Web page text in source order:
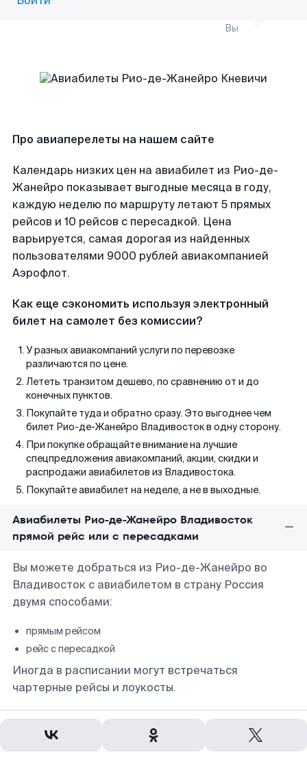
Вы
Про авиаперелеты на нашем сайте
Календарь низких цен на авиабилет из Рио-де-
Жанейро показывает выгодные месяца в году,
каждую неделю по маршруту летают 5 прямых
рейсов и 10 рейсов с пересадкой. Цена
варьируется, самая дорогая из найденных
пользователями 9000 рублей авиакомпанией
Аэрофлот.
Как еще сэкономить используя электронный
билет на самолет без комиссии?
У разных авиакомпаний услуги по перевозке
различаются по цене.
Лететь транзитом дешево, по сравнению от и до
конечных пунктов.
Покупайте туда и обратно сразу. Это выгоднее чем
билет Рио-де-Жанейро Владивосток в одну сторону.
При покупке обращайте внимание на лучшие
спецпредложения авиакомпаний, акции, скидки и
распродажи авиабилетов из Владивостока.
Покупайте авиабилет на неделе, а не в выходные.
Авиабилеты Рио-де-Жанейро Владивосток
прямой рейс или с пересадками
Вы можете добраться из Рио-де-Жанейро во
Владивосток с авиабилетом в страну Россия
двумя способами:
прямым рейсом
рейс с пересадкой
Иногда в расписании могут встречаться
чартерные рейсы и лоукосты.